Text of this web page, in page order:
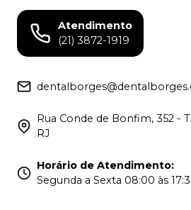
Atendimento
(21) 3872-1919
Rua Conde de Bonfim, 352 -
RJ
Horário de Atendimento:
Segunda a Sexta 08:00 às